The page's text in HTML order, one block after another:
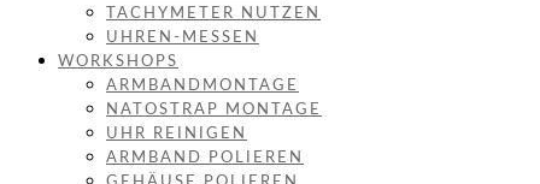
TACHYMETER NUTZEN
UHREN-MESSEN
WORKSHOPS
ARMBANDMONTAGE
NATOSTRAP MONTAGE
UHR REINIGEN
ARMBAND POLIEREN